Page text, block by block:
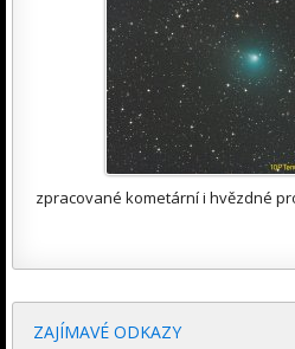
zpracované kometární i hvězdné
ZAJÍMAVÉ ODKAZY